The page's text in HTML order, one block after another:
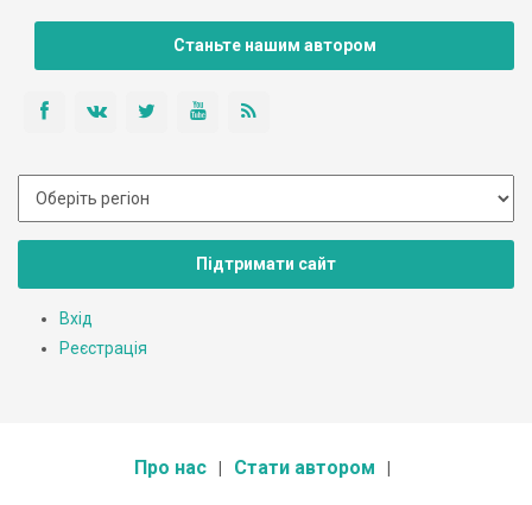
Станьте нашим автором
Підтримати сайт
Вхід
Реєстрація
Про нас Стати автором